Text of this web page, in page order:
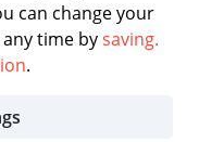
Agentur
can change your
time bysaving.
.